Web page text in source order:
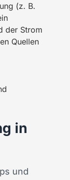
(z. B.
der Strom
Quellen
in
und